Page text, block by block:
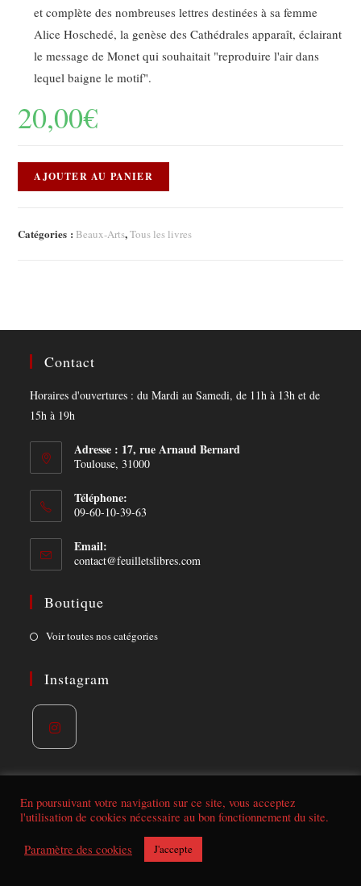
et complète des nombreuses lettres destinées à sa femme
Alice Hoschedé, la genèse des Cathédrales apparaît, éclairant
le message de Monet qui souhaitait "reproduire l'air dans
lequel baigne le motif".
20,00€
AJOUTER AU PANIER
Catégories : Beaux-Arts,Tous les livres
Contact
Horaires d'ouvertures : du Mardi au Samedi, de 11h à 13h et de
15h à 19h
Adresse : 17, rue Arnaud Bernard
Toulouse, 31000
Téléphone:
09-60-10-39-63
Email:
contact@feuilletslibres.com
Boutique
Voir toutes nos catégoriesOpens
Instagram
in
a
new
Conditions de vente | mentions légales
En poursuivant votre navigation sur ce site, vous acceptez
l'utilisation de cookies nécessaire au bon fonctionnement du site.
Paramètre des cookies J'accepte